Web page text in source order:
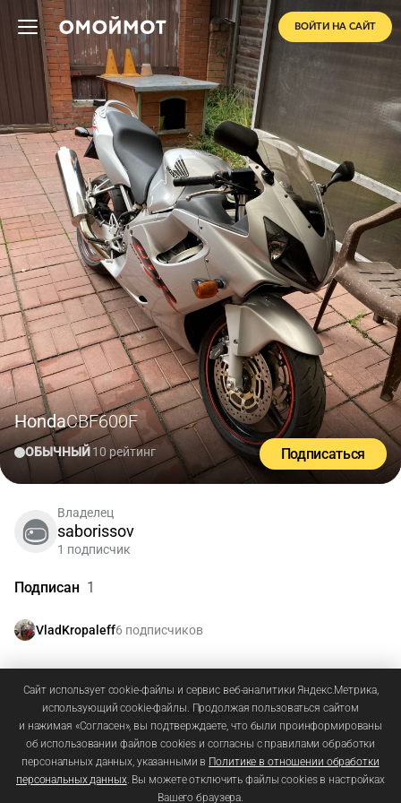
ВОЙТИ НА САЙТ
HondaCBF600F
ОБЫЧНЫЙ10 рейтинг Подписаться
Владелец
saborissov
1 подписчик
Подписан 1
VladKropaleff6 подписчиков
Зарегистрируйтесьиливойдите, чтобы добавлять
комментарии
Сайт использует cookie-файлы и сервис веб-аналитики Яндекс.Метрика,
использующий cookie-файлы. Продолжая пользоваться сайтом
и нажимая «Согласен», вы подтверждаете, что были проинформированы
об использовании файлов cookies и согласны с правилами обработки
персональных данных, указанными в Политике в отношении обработки
персональных данных. Вы можете отключить файлы cookies в настройках
Вашего браузера.